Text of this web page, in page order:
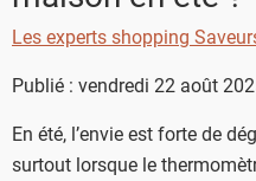
Guide d'achat
Les experts shopping
Publié : vendredi 22 août
En été, l’envie est forte de
surtout lorsque le